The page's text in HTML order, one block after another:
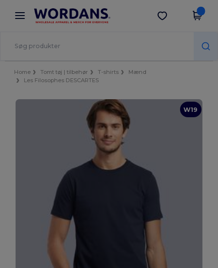
× Wordans-app
Bedre priser i appen!
Hent app
Home Tomt tøj | tilbehør T-shirts
Mænd
Les Filosophes DESCARTES
W19